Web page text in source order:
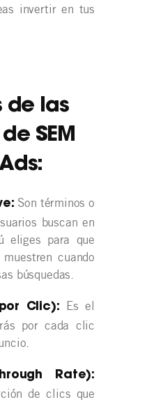
invertir en tus
de las
SEM
Son términos o
buscan en
eliges para que
cuando
búsquedas.
Clic):
Es el
por cada clic
Rate):
de clics que